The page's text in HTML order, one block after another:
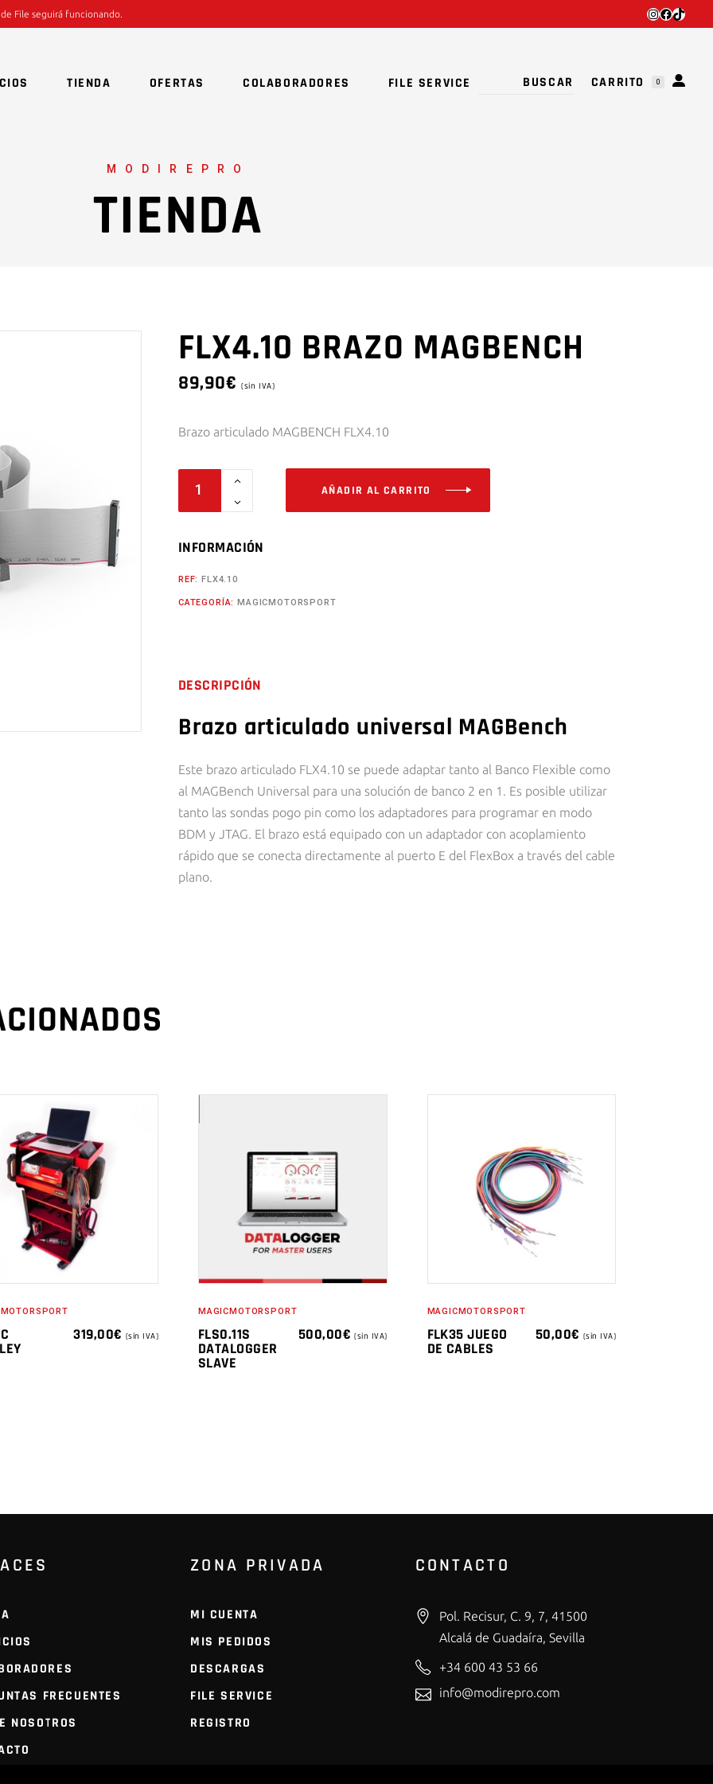
File seguirá funcionando.
TIENDA OFERTAS COLABORADORES FILE SERVICE CARRITO 0
TU CARRITO ESTÁ VACÍO.
MODIREPRO
TIENDA
FLX4.10 BRAZO MAGBENCH
89,90€ (sin IVA)
Brazo articulado MAGBENCH FLX4.10
quantity
AÑADIR AL CARRITO
INFORMACIÓN
REF:FLX4.10
CATEGORÍA:MAGICMOTORSPORT
DESCRIPCIÓN
Brazo articulado universal MAGBench
Este brazo articulado FLX4.10 se puede adaptar tanto al Banco Flexible como
al MAGBench Universal para una solución de banco 2 en 1. Es posible utilizar
tanto las sondas pogo pin como los adaptadores para programar en modo
BDM y JTAG. El brazo está equipado con un adaptador con acoplamiento
rápido que se conecta directamente al puerto E del FlexBox a través del cable
plano.
319,00€ (sin IVA)
MAGICMOTORSPORT
FLS0.11S
DATALOGGER
SLAVE
500,00€ (sin IVA)
MAGICMOTORSPORT
FLK35 JUEGO
DE CABLES
50,00€ (sin IVA)
FRECUENTES
NOSOTROS
ZONA PRIVADA
MI CUENTA
MIS PEDIDOS
DESCARGAS
FILE SERVICE
REGISTRO
CONTACTO
Pol. Recisur, C. 9, 7, 41500
Alcalá de Guadaíra, Sevilla
+34 600 43 53 66
info@modirepro.com